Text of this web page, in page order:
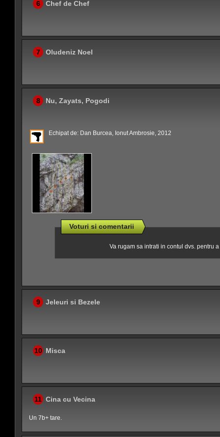
6 Chef de Chef
7 Oludeniz Noel
8 Nu, Zayats, Pogodi
Echipat de: Dan Burcea, Ionut Ambrosie, 2012
Voturi si comentarii
Va rugam sa intrati in contul dvs. pentru
9 Jeleuri si Bezele
10 Misca
11 Cina cu Vecina
Un 7b+ tare.